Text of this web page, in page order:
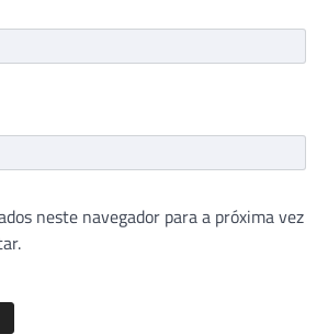
neste navegador para a próxima vez